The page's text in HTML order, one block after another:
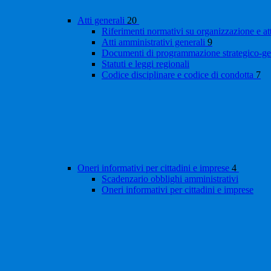
Atti generali 20
Riferimenti normativi su organizzazione e
Atti amministrativi generali 9
Documenti di programmazione strategico-
Statuti e leggi regionali
Codice disciplinare e codice di condotta 7
Oneri informativi per cittadini e imprese 4
Scadenzario obblighi amministrativi
Oneri informativi per cittadini e imprese